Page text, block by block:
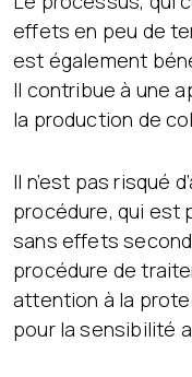
effets en peu de
est également
Il contribue à une
la production de
Il n’est pas risqué
procédure, qui est
sans effets
procédure de
attention à la
pour la sensibilité